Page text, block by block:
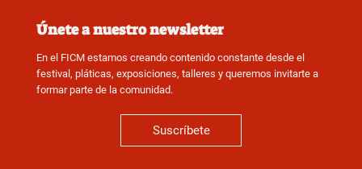
Únete a nuestro newsletter
En el FICM estamos creando contenido constante desde el
festival, pláticas, exposiciones, talleres y queremos invitarte a
formar parte de la comunidad.
Suscríbete